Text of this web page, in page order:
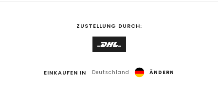
ZUSTELLUNG DURCH:
EINKAUFEN IN Deutschland ÄNDERN